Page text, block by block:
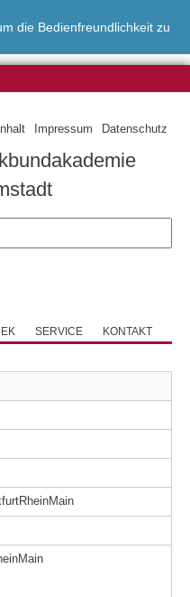
die Bedienfreundlichkeit zu
Inhalt Impressum Datenschutz
SERVICE KONTAKT